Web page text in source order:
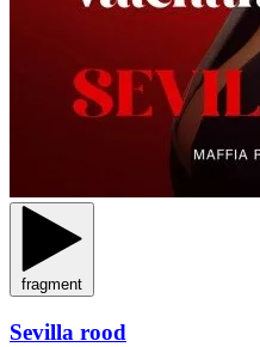
fragment
Sevilla rood